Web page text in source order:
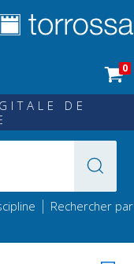
0
DE
| Rechercher par